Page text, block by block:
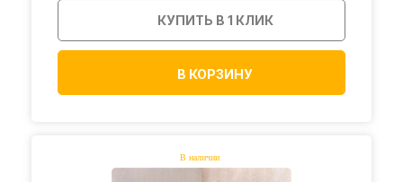
КУПИТЬ В 1 КЛИК
В КОРЗИНУ